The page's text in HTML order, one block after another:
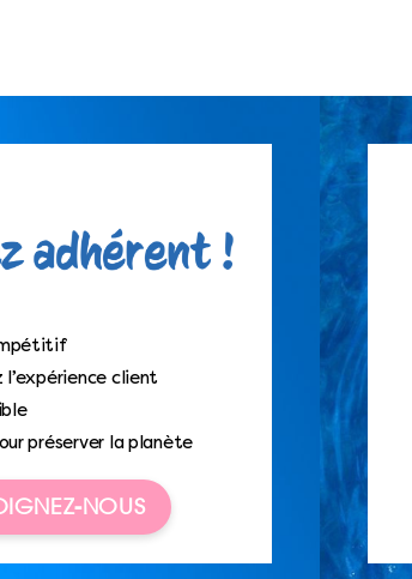
l’expérience client
préserver la planète
NOUS